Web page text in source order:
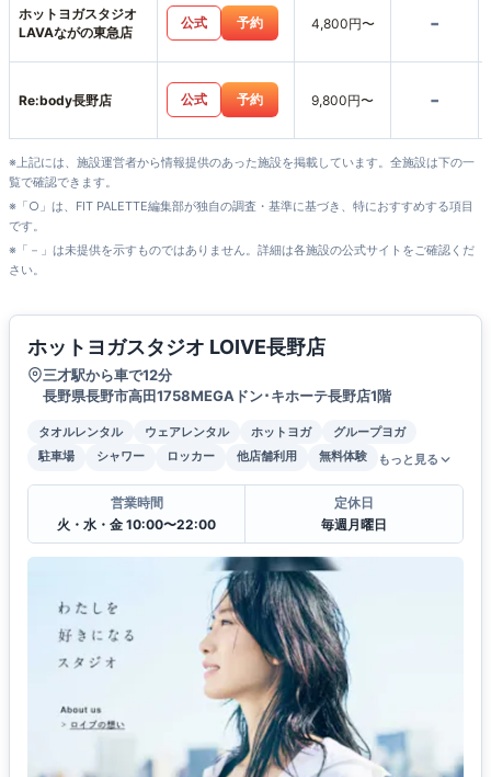
ホットヨガスタジオ
LAVAながの東急店
公式 予約 4,800円〜 -
Re:body長野店 公式 予約 9,800円〜 -
※上記には、施設運営者から情報提供のあった施設を掲載しています。全施設は下の一
覧で確認できます。
※「○」は、FIT PALETTE編集部が独自の調査・基準に基づき、特におすすめする項目
です。
※「－」は未提供を示すものではありません。詳細は各施設の公式サイトをご確認くだ
さい。
ホットヨガスタジオ LOIVE長野店
三才駅から車で12分
長野県長野市高田1758MEGAドン･キホーテ長野店1階
タオルレンタル ウェアレンタル ホットヨガ
グループヨガ
駐車場
シャワー ロッカー 他店舗利用 無料体験 もっと見る
営業時間
火・水・金 10:00〜22:00
定休日
毎週月曜日